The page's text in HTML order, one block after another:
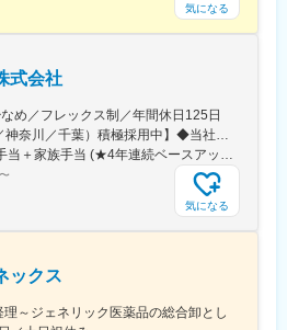
気になる
式会社
め／フレックス制／年間休日125日
【首都圏（東京／埼玉／神奈川／千葉）積極採用中】◆当社が展開する【北海道／関東／首都圏／中部／近畿／九州】の各事業所へご希望を考慮した上で配属となります。【北海道】北海道【関東】栃木／群馬／茨城／長野／山梨／新潟【首都圏】東京／埼玉／神奈川／千葉★積極採用エリア【中部】静岡／愛知／三重／岐阜【近畿】滋賀／兵庫／大阪／京都／奈良／和歌山【九州】福岡／長崎／熊本／大分／宮崎／鹿児島各事業所の詳細については、弊社HPよりご確認ください※「企業情報」→「拠点」よりご確認いただけます。屋内禁煙(※喫煙室あり※禁煙タイムあり※喫煙室での就労はありません)
月給25万円以上＋役割手当＋家族手当 (★4年連続ベースアップ実施！)※時間外手当別途支給※年齢、経験、能力を考慮の上、優遇します
〜
気になる
ックス
理～ジェネリック医薬品の総合卸とし